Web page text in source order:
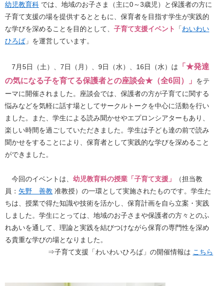
幼児教育科 では、地域のお子さま（主に0～3歳児）と保護者の方に
子育て支援の場を提供するとともに、保育者を目指す学生が実践的
な学びを深めることを目的として、 子育て支援イベント 「わいわい
ひろば」を運営しています。
7月5日（土）、7日（月）、9日（水）、16日（水）は
「★発達
の気になる子を育てる保護者との座談会★（全6回）」
をテ
ーマに開催されました。座談会では、保護者の方が子育てに関する
悩みなどを気軽に話す場としてサークルトークを中心に活動を行い
ました。また、学生による読み聞かせやエプロンシアターもあり、
楽しい時間を過ごしていただきました。学生は子ども達の前で読み
聞かせをすることにより、保育者として実践的な学びを深めること
ができました。
今回のイベントは、 幼児教育科の授業「子育て支援」
（担当教
員： 矢野 善教 准教授）の一環として実施されたものです。学生た
ちは、授業で得た知識や技術を活かし、保育計画を自ら立案・実践
しました。学生にとっては、地域のお子さまや保護者の方々とのふ
れあいを通して、理論と実践を結びつけながら保育の専門性を深め
る貴重な学びの場となりました。
⇒子育て支援「わいわいひろば」の開催情報は こちら